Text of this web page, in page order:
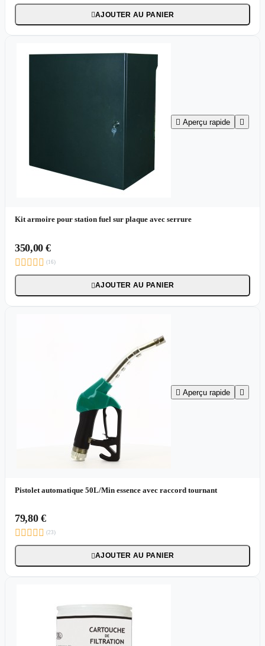
AJOUTER AU PANIER
 Aperçu rapide 
Kit armoire pour station fuel sur plaque avec serrure
350,00 €
     (16)
AJOUTER AU PANIER
 Aperçu rapide 
Pistolet automatique 50L/Min essence avec raccord tournant
79,80 €
     (23)
AJOUTER AU PANIER